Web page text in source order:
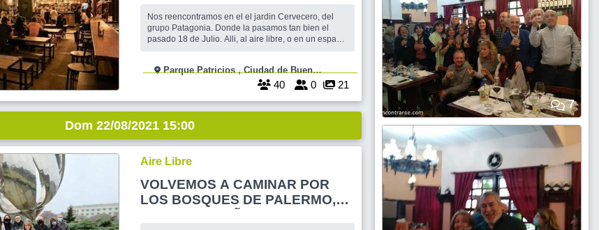
Nos reencontramos en el el jardin Cervecero, del
grupo Patagonia. Donde la pasamos tan bien el
pasado 18 de Julio. Alli, al aire libre, o en un espacio
ademas de la variedad de cervezas. se puede
degustar hamburguesas, pizza o sandwichs
Parque Patricios , Ciudad de Buenos
Aires
40 0 21
Dom 22/08/2021 15:00
Aire Libre
VOLVEMOS A CAMINAR POR
LOS BOSQUES DE PALERMO,
7